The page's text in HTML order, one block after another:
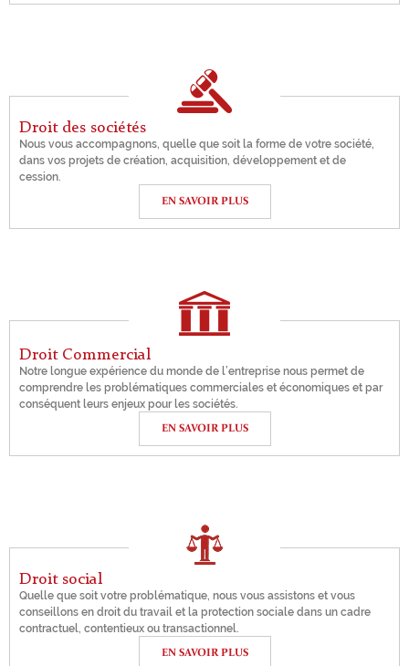
Droit des sociétés
Nous vous accompagnons, quelle que soit la forme de votre société,
dans vos projets de création, acquisition, développement et de
cession.
EN SAVOIR PLUS
Droit Commercial
Notre longue expérience du monde de l’entreprise nous permet de
comprendre les problématiques commerciales et économiques et par
conséquent leurs enjeux pour les sociétés.
EN SAVOIR PLUS
Droit social
Quelle que soit votre problématique, nous vous assistons et vous
conseillons en droit du travail et la protection sociale dans un cadre
contractuel, contentieux ou transactionnel.
EN SAVOIR PLUS